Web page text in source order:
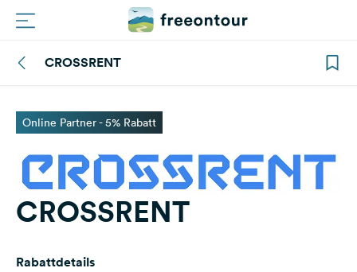
Plätze
Magazin
Partner
Registrieren
CROSSRENT
Online Partner - 5% Rabatt
CROSSRENT
Rabattdetails